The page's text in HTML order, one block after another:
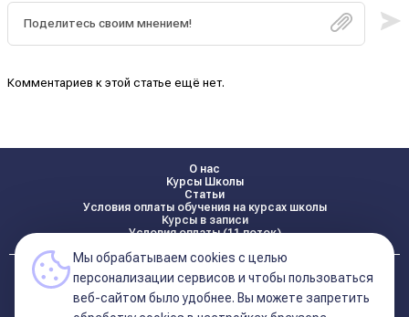
Комментариев к этой статье ещё нет.
О нас
Курсы Школы
Статьи
Условия оплаты обучения на курсах школы
Курсы в записи
Условия оплаты (11 поток)
Реквизиты
Контакты
Мы обрабатываем cookies с целью
персонализации сервисов и чтобы пользоваться
веб-сайтом было удобнее. Вы можете запретить